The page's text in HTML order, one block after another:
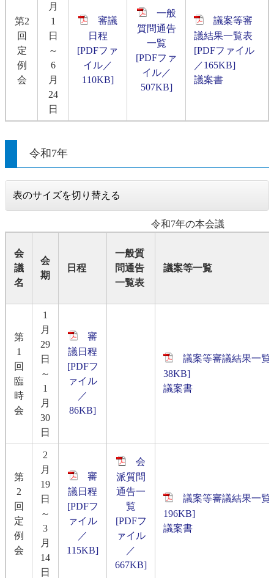
第2
回
定
例
会
月
1
日
～
6
月
24
日
審議
日程
[PDFファ
イル／
110KB]
一般
質問通告
一覧
[PDFファ
イル／
507KB]
議案等審
議結果一覧表
[PDFファイル
／165KB]
議案書
令和7年
表のサイズを切り替える
令和7年の本会議
会
議
名
会
期
日程
一般質
問通告
一覧表
議案等一覧
第
1
回
臨
時
会
1
月
29
日
～
1
月
30
日
審
議日程
[PDFフ
ァイル
／
86KB]
議案等審議結果一覧
38KB]
議案書
第
2
回
定
例
会
2
月
19
日
～
3
月
14
日
審
議日程
[PDFフ
ァイル
／
115KB]
会
派質問
通告一
覧
[PDFフ
ァイル
／
667KB]
議案等審議結果一覧
196KB]
​議案書